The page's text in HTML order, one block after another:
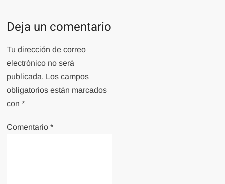
Deja un comentario
Tu dirección de correo
electrónico no será
publicada. Los campos
obligatorios están marcados
con*
Comentario*